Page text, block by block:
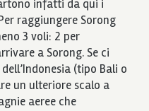
infatti da qui i
raggiungere Sorong
3 voli: 2 per
a Sorong. Se ci
(tipo Bali o
un ulteriore scalo a
aeree che